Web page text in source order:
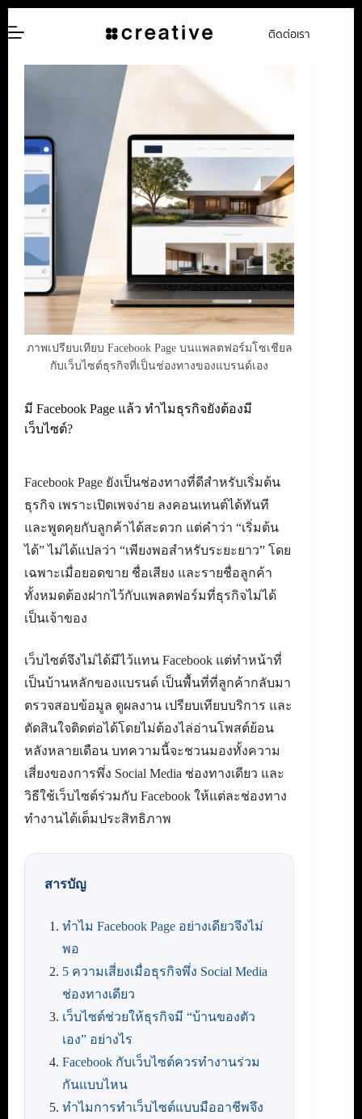
ไป
ติดต่อเรา
ภาพเปรียบเทียบ Facebook Page บนแพลตฟอร์มโซเชียล
กับเว็บไซต์ธุรกิจที่เป็นช่องทางของแบรนด์เอง
มี Facebook Page แล้ว ทำไมธุรกิจยังต้องมี
เว็บไซต์?
Facebook Page ยังเป็นช่องทางที่ดีสำหรับเริ่มต้น
ธุรกิจ เพราะเปิดเพจง่าย ลงคอนเทนต์ได้ทันที
และพูดคุยกับลูกค้าได้สะดวก แต่คำว่า “เริ่มต้น
ได้” ไม่ได้แปลว่า “เพียงพอสำหรับระยะยาว” โดย
เฉพาะเมื่อยอดขาย ชื่อเสียง และรายชื่อลูกค้า
ทั้งหมดต้องฝากไว้กับแพลตฟอร์มที่ธุรกิจไม่ได้
เป็นเจ้าของ
เว็บไซต์จึงไม่ได้มีไว้แทน Facebook แต่ทำหน้าที่
เป็นบ้านหลักของแบรนด์ เป็นพื้นที่ที่ลูกค้ากลับมา
ตรวจสอบข้อมูล ดูผลงาน เปรียบเทียบบริการ และ
ตัดสินใจติดต่อได้โดยไม่ต้องไล่อ่านโพสต์ย้อน
หลังหลายเดือน บทความนี้จะชวนมองทั้งความ
เสี่ยงของการพึ่ง Social Media ช่องทางเดียว และ
วิธีใช้เว็บไซต์ร่วมกับ Facebook ให้แต่ละช่องทาง
ทำงานได้เต็มประสิทธิภาพ
สารบัญ
ทำไม Facebook Page อย่างเดียวจึงไม่
พอ
5 ความเสี่ยงเมื่อธุรกิจพึ่ง Social Media
ช่องทางเดียว
เว็บไซต์ช่วยให้ธุรกิจมี “บ้านของตัว
เอง” อย่างไร
Facebook กับเว็บไซต์ควรทำงานร่วม
กันแบบไหน
ทำไมการทำเว็บไซต์แบบมืออาชีพจึง